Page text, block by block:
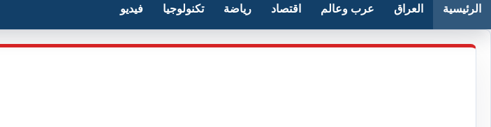
الرئيسية العراق عرب وعالم اقتصاد رياضة تكنولوجيا فيديو